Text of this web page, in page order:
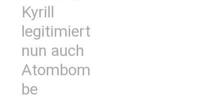
Kyrill
legitimiert
nun auch
Atombom
be